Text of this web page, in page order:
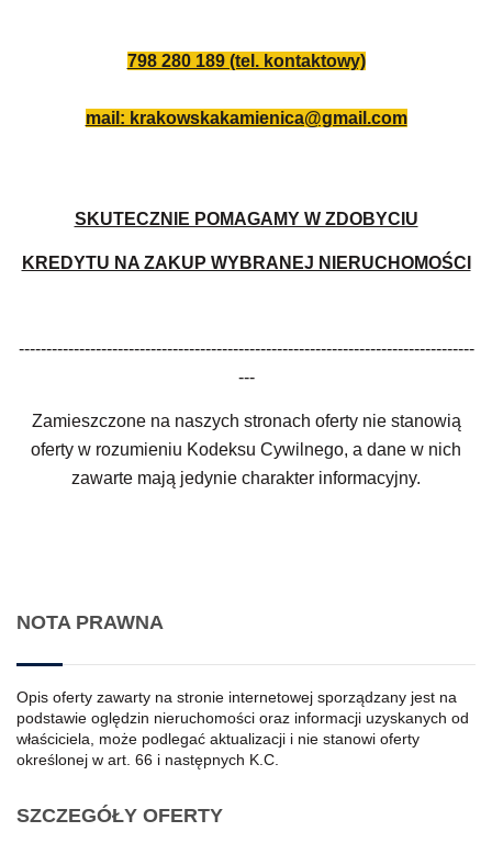
798 280 189 (tel. kontaktowy)
mail: krakowskakamienica@gmail.com
SKUTECZNIE POMAGAMY W ZDOBYCIU
KREDYTU NA ZAKUP WYBRANEJ NIERUCHOMOŚCI
-----------------------------------------------------------------------------------
---
Zamieszczone na naszych stronach oferty nie stanowią
oferty w rozumieniu Kodeksu Cywilnego, a dane w nich
zawarte mają jedynie charakter informacyjny.
NOTA PRAWNA
Opis oferty zawarty na stronie internetowej sporządzany jest na
podstawie oględzin nieruchomości oraz informacji uzyskanych od
właściciela, może podlegać aktualizacji i nie stanowi oferty
określonej w art. 66 i następnych K.C.
SZCZEGÓŁY OFERTY